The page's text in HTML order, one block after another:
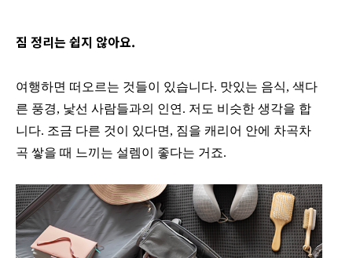
짐 정리는 쉽지 않아요.
여행하면 떠오르는 것들이 있습니다. 맛있는 음식, 색다
른 풍경, 낯선 사람들과의 인연. 저도 비슷한 생각을 합
니다. 조금 다른 것이 있다면, 짐을 캐리어 안에 차곡차
곡 쌓을 때 느끼는 설렘이 좋다는 거죠.